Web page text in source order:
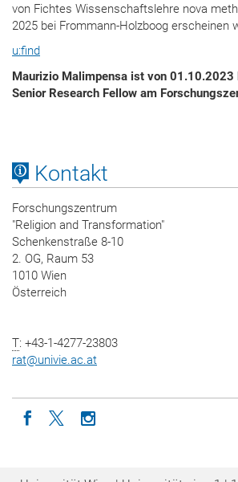
von Fichtes Wissenschaftslehre nova
2025 bei Frommann-Holzboog erscheinen
u:find
Maurizio Malimpensa ist von
Senior Research Fellow am
Kontakt
Forschungszentrum
"Religion and Transformation"
Schenkenstraße 8-10
2. OG, Raum 53
1010 Wien
Österreich
T: +43-1-4277-23803
rat@univie.ac.at
Icon facebook
Icon twitter
Icon instagram